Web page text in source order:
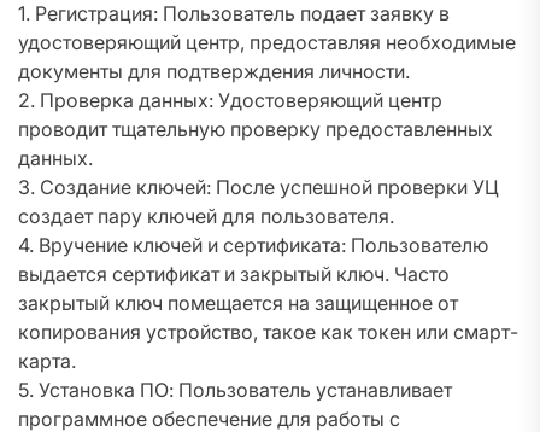
1. Регистрация: Пользователь подает заявку в
удостоверяющий центр, предоставляя необходимые
документы для подтверждения личности.
2. Проверка данных: Удостоверяющий центр
проводит тщательную проверку предоставленных
данных.
3. Создание ключей: После успешной проверки УЦ
создает пару ключей для пользователя.
4. Вручение ключей и сертификата: Пользователю
выдается сертификат и закрытый ключ. Часто
закрытый ключ помещается на защищенное от
копирования устройство, такое как токен или смарт-
карта.
5. Установка ПО: Пользователь устанавливает
программное обеспечение для работы с